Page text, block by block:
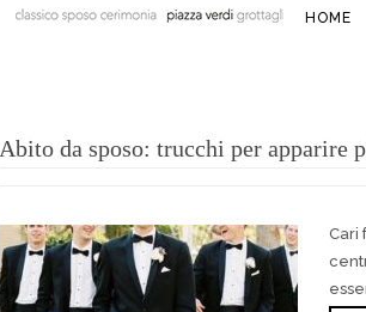
HOME
Abito da sposo: trucchi per apparire
Cari